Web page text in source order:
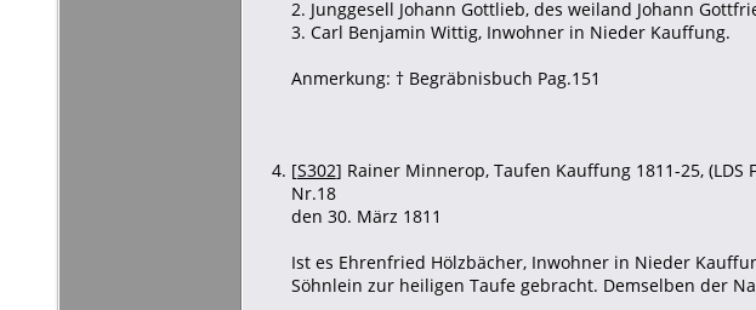
2. Junggesell Johann Gottlieb, des weiland Johann
3. Carl Benjamin Wittig, Inwohner in Nieder Kauffung.
Anmerkung: † Begräbnisbuch Pag.151
[S302] Rainer Minnerop, Taufen Kauffung 1811-25, (LDS
Nr.18
den 30. März 1811
Ist es Ehrenfried Hölzbächer, Inwohner in Nieder
Söhnlein zur heiligen Taufe gebracht. Demselben der